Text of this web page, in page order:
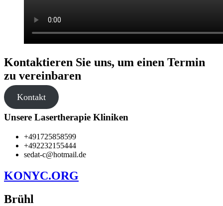
Kontaktieren Sie uns, um einen Termin
zu vereinbaren
Kontakt
Unsere Lasertherapie Kliniken
+491725858599
+492232155444
sedat-c@hotmail.de
KONYC.ORG
Brühl